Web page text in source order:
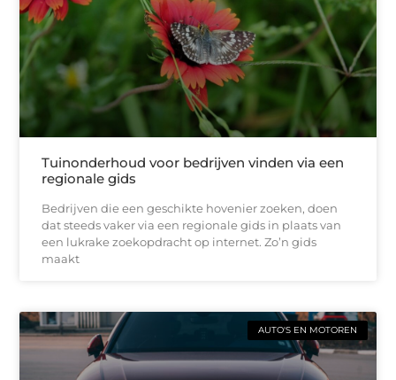
Tuinonderhoud voor bedrijven vinden via een
regionale gids
Bedrijven die een geschikte hovenier zoeken, doen
dat steeds vaker via een regionale gids in plaats van
een lukrake zoekopdracht op internet. Zo’n gids
maakt
AUTO'S EN MOTOREN